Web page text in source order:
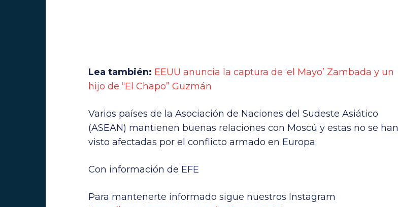
Lea también: EEUU anuncia la captura de ‘el Mayo’ Zambada y un
hijo de “El Chapo” Guzmán
Varios países de la Asociación de Naciones del Sudeste Asiático
(ASEAN) mantienen buenas relaciones con Moscú y estas no se han
visto afectadas por el conflicto armado en Europa.
Con información de EFE
Para mantenerte informado sigue nuestros Instagram